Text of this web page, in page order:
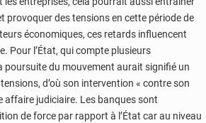
provoquer des tensions en cette période de
économiques, ces retards influencent
Pour l’État, qui compte plusieurs
poursuite du mouvement aurait signifié un
d’où son intervention « contre son
affaire judiciaire. Les banques sont
de force par rapport à l’État car au niveau